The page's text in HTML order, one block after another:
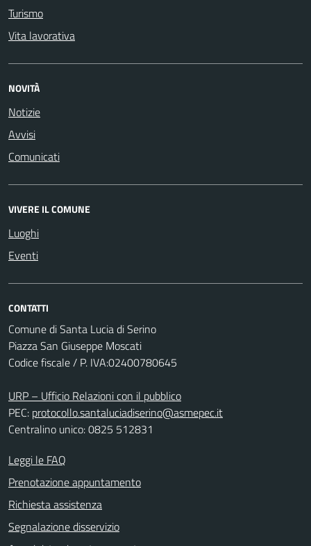
Turismo
Vita lavorativa
NOVITÀ
Notizie
Avvisi
Comunicati
VIVERE IL COMUNE
Luoghi
Eventi
CONTATTI
Comune di Santa Lucia di Serino
Piazza San Giuseppe Moscati
Codice fiscale / P. IVA:02400780645
URP – Ufficio Relazioni con il pubblico
PEC: protocollo.santaluciadiserino@asmepec.it
Centralino unico: 0825 512831
Leggi le FAQ
Prenotazione appuntamento
Richiesta assistenza
Segnalazione disservizio